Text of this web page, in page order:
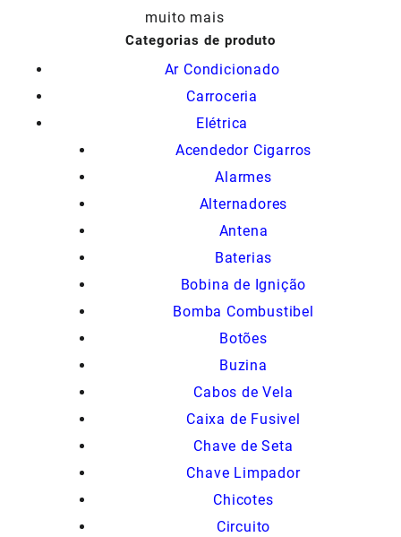
muito mais
Categorias de produto
Ar Condicionado
Carroceria
Elétrica
Acendedor Cigarros
Alarmes
Alternadores
Antena
Baterias
Bobina de Ignição
Bomba Combustibel
Botões
Buzina
Cabos de Vela
Caixa de Fusivel
Chave de Seta
Chave Limpador
Chicotes
Circuito